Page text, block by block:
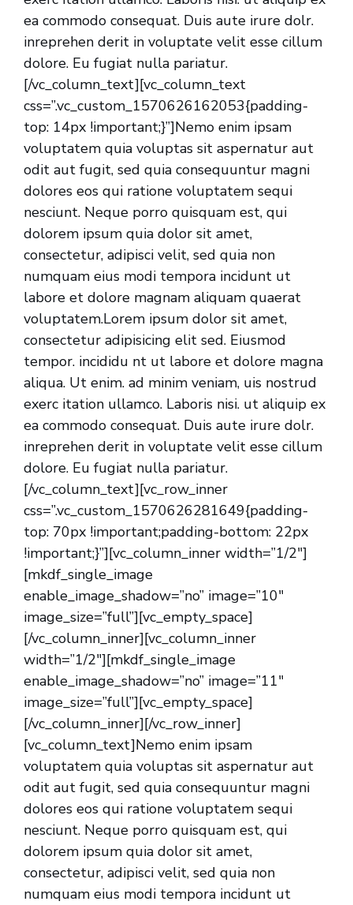
ea commodo consequat. Duis aute irure dolr.
inreprehen derit in voluptate velit esse cillum
dolore. Eu fugiat nulla pariatur.
[/vc_column_text][vc_column_text
css=”.vc_custom_1570626162053{padding-
top: 14px !important;}”]Nemo enim ipsam
voluptatem quia voluptas sit aspernatur aut
odit aut fugit, sed quia consequuntur magni
dolores eos qui ratione voluptatem sequi
nesciunt. Neque porro quisquam est, qui
dolorem ipsum quia dolor sit amet,
consectetur, adipisci velit, sed quia non
numquam eius modi tempora incidunt ut
labore et dolore magnam aliquam quaerat
voluptatem.Lorem ipsum dolor sit amet,
consectetur adipisicing elit sed. Eiusmod
tempor. incididu nt ut labore et dolore magna
aliqua. Ut enim. ad minim veniam, uis nostrud
exerc itation ullamco. Laboris nisi. ut aliquip ex
ea commodo consequat. Duis aute irure dolr.
inreprehen derit in voluptate velit esse cillum
dolore. Eu fugiat nulla pariatur.
[/vc_column_text][vc_row_inner
css=”.vc_custom_1570626281649{padding-
top: 70px !important;padding-bottom: 22px
!important;}”][vc_column_inner width=”1/2″]
[mkdf_single_image
enable_image_shadow=”no” image=”10″
image_size=”full”][vc_empty_space]
[/vc_column_inner][vc_column_inner
width=”1/2″][mkdf_single_image
enable_image_shadow=”no” image=”11″
image_size=”full”][vc_empty_space]
[/vc_column_inner][/vc_row_inner]
[vc_column_text]Nemo enim ipsam
voluptatem quia voluptas sit aspernatur aut
odit aut fugit, sed quia consequuntur magni
dolores eos qui ratione voluptatem sequi
nesciunt. Neque porro quisquam est, qui
dolorem ipsum quia dolor sit amet,
consectetur, adipisci velit, sed quia non
numquam eius modi tempora incidunt ut